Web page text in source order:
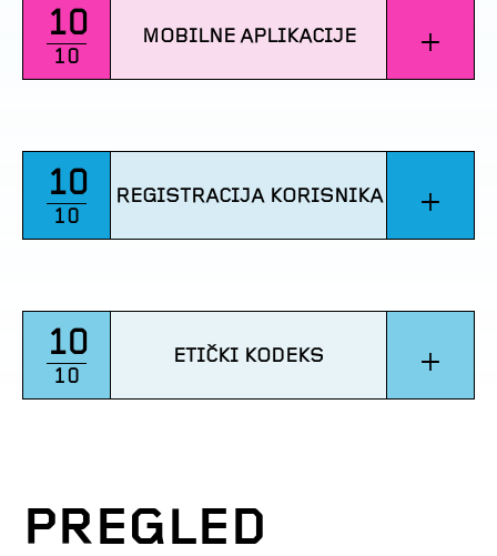
10
10
MOBILNE APLIKACIJE +
10
10
REGISTRACIJA KORISNIKA +
10
10
ETIČKI KODEKS +
PREGLED